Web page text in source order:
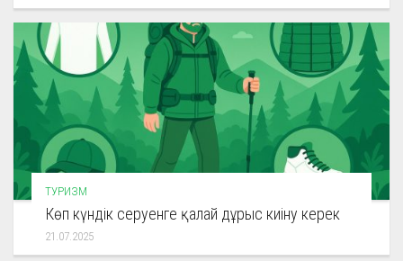
ТУРИЗМ
Көп күндік серуенге қалай дұрыс киіну керек
21.07.2025